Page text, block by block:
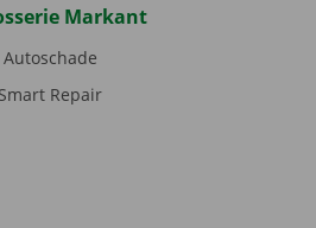
Markant
Autoschade
Smart Repair